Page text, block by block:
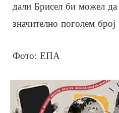
дали Брисел би можел
значително поголем број
Фото: ЕПА